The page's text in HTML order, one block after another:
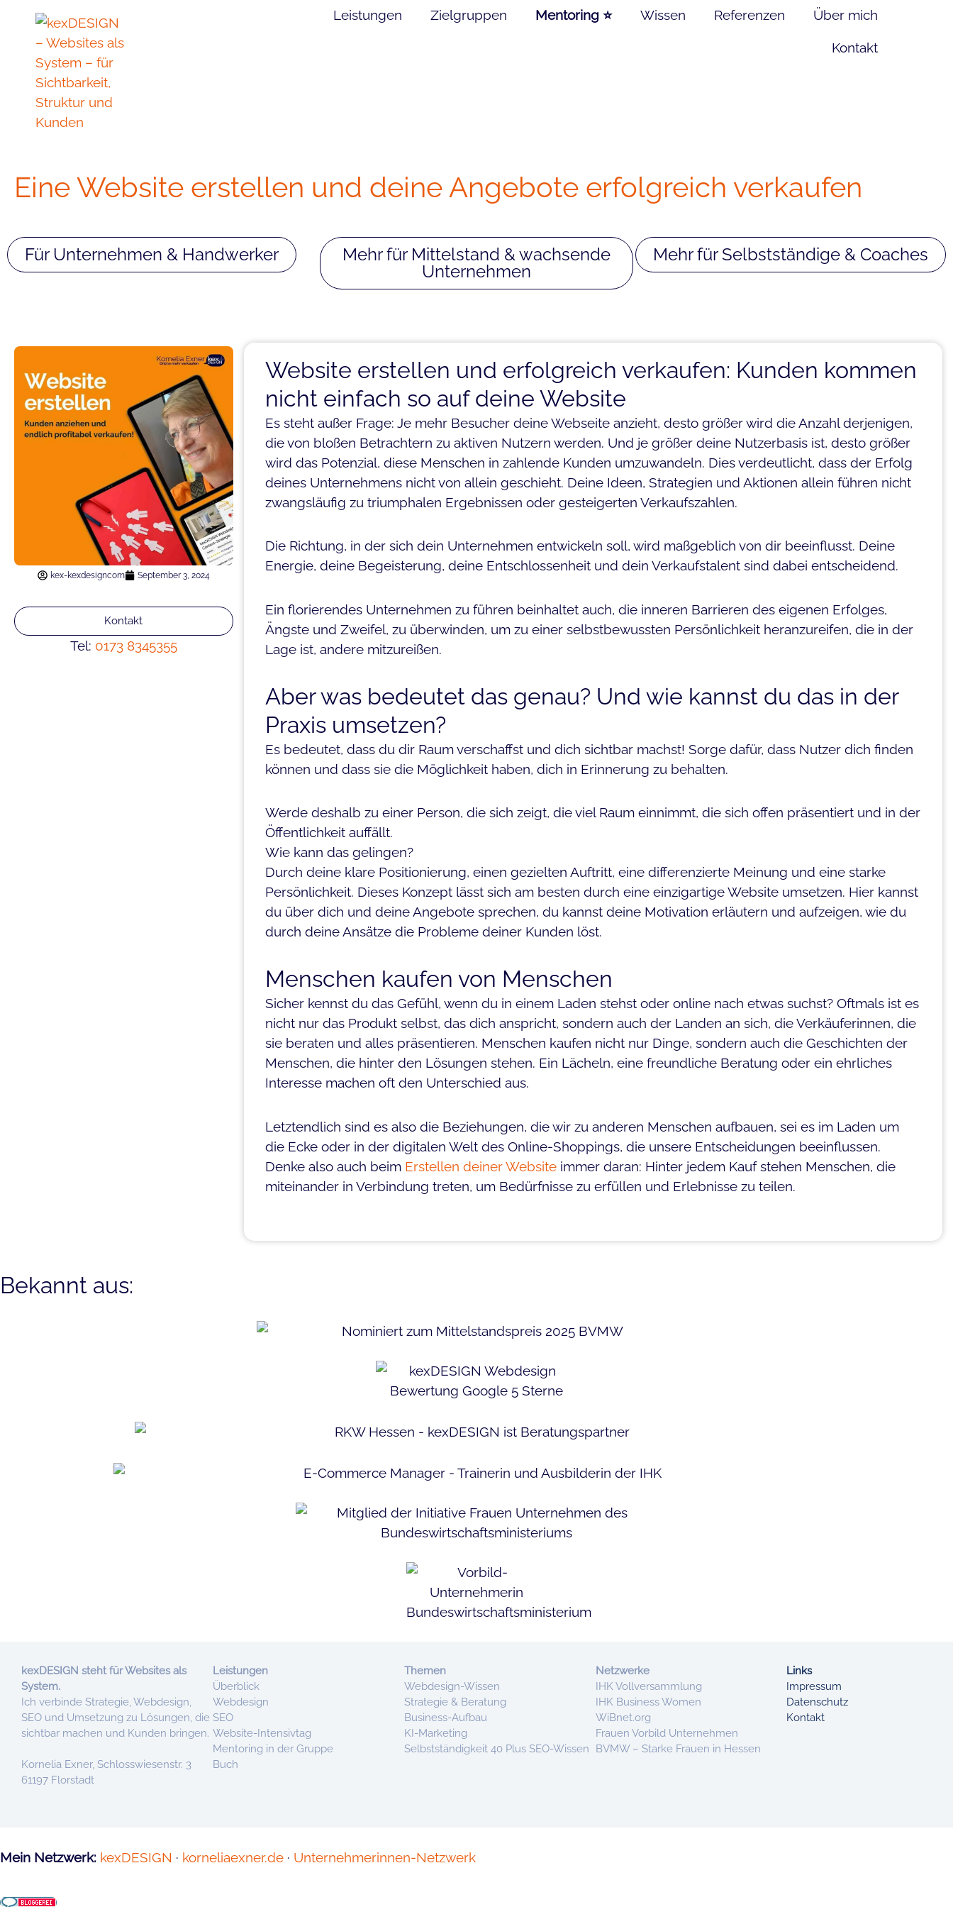
springen
springen
Leistungen Zielgruppen Mentoring ⭐ Wissen Referenzen Über mich
Kontakt
Eine Website erstellen und deine Angebote erfolgreich verkaufen
Für Unternehmen & Handwerker
Mehr für Mittelstand & wachsende
Unternehmen
Mehr für Selbstständige & Coaches
kex-kexdesigncom September 3, 2024
Kontakt
Tel: 0173 8345355
Website erstellen und erfolgreich verkaufen: Kunden kommen
nicht einfach so auf deine Website
Es steht außer Frage: Je mehr Besucher deine Webseite anzieht, desto größer wird die Anzahl derjenigen,
die von bloßen Betrachtern zu aktiven Nutzern werden. Und je größer deine Nutzerbasis ist, desto größer
wird das Potenzial, diese Menschen in zahlende Kunden umzuwandeln. Dies verdeutlicht, dass der Erfolg
deines Unternehmens nicht von allein geschieht. Deine Ideen, Strategien und Aktionen allein führen nicht
zwangsläufig zu triumphalen Ergebnissen oder gesteigerten Verkaufszahlen.
Die Richtung, in der sich dein Unternehmen entwickeln soll, wird maßgeblich von dir beeinflusst. Deine
Energie, deine Begeisterung, deine Entschlossenheit und dein Verkaufstalent sind dabei entscheidend.
Ein florierendes Unternehmen zu führen beinhaltet auch, die inneren Barrieren des eigenen Erfolges,
Ängste und Zweifel, zu überwinden, um zu einer selbstbewussten Persönlichkeit heranzureifen, die in der
Lage ist, andere mitzureißen.
Aber was bedeutet das genau? Und wie kannst du das in der
Praxis umsetzen?
Es bedeutet, dass du dir Raum verschaffst und dich sichtbar machst! Sorge dafür, dass Nutzer dich finden
können und dass sie die Möglichkeit haben, dich in Erinnerung zu behalten.
Werde deshalb zu einer Person, die sich zeigt, die viel Raum einnimmt, die sich offen präsentiert und in der
Öffentlichkeit auffällt.
Wie kann das gelingen?
Durch deine klare Positionierung, einen gezielten Auftritt, eine differenzierte Meinung und eine starke
Persönlichkeit. Dieses Konzept lässt sich am besten durch eine einzigartige Website umsetzen. Hier kannst
du über dich und deine Angebote sprechen, du kannst deine Motivation erläutern und aufzeigen, wie du
durch deine Ansätze die Probleme deiner Kunden löst.
Menschen kaufen von Menschen
Sicher kennst du das Gefühl, wenn du in einem Laden stehst oder online nach etwas suchst? Oftmals ist es
nicht nur das Produkt selbst, das dich anspricht, sondern auch der Landen an sich, die Verkäuferinnen, die
sie beraten und alles präsentieren. Menschen kaufen nicht nur Dinge, sondern auch die Geschichten der
Menschen, die hinter den Lösungen stehen. Ein Lächeln, eine freundliche Beratung oder ein ehrliches
Interesse machen oft den Unterschied aus.
Letztendlich sind es also die Beziehungen, die wir zu anderen Menschen aufbauen, sei es im Laden um
die Ecke oder in der digitalen Welt des Online-Shoppings, die unsere Entscheidungen beeinflussen.
Denke also auch beim Erstellen deiner Websiteimmer daran: Hinter jedem Kauf stehen Menschen, die
miteinander in Verbindung treten, um Bedürfnisse zu erfüllen und Erlebnisse zu teilen.
Bekannt aus:
kexDESIGN steht für Websites als
System.
Ich verbinde Strategie, Webdesign,
SEO und Umsetzung zu Lösungen, die
sichtbar machen und Kunden bringen.
Kornelia Exner, Schlosswiesenstr. 3
61197 Florstadt
Leistungen
Überblick
Webdesign
SEO
Website-Intensivtag
Mentoring in der Gruppe
Buch
Themen
Webdesign-Wissen
Strategie & Beratung
Business-Aufbau
KI-Marketing
Selbstständigkeit 40 PlusSEO-Wissen
Netzwerke
IHK Vollversammlung
IHK Business Women
WiBnet.org
Frauen Vorbild Unternehmen
BVMW – Starke Frauen in Hessen
Links
Impressum
Datenschutz
Kontakt
Mein Netzwerk: kexDESIGN · korneliaexner.de · Unternehmerinnen-Netzwerk